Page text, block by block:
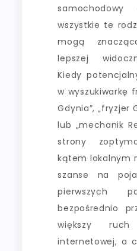
wszystkie te
mogą
lepszej
Kiedy
w wyszukiwarkę
Gdynia”, „fryzjer
lub „mechanik
strony
kątem lokalnym
szanse na
pierwszych
bezpośrednio
większy
internetowej, a